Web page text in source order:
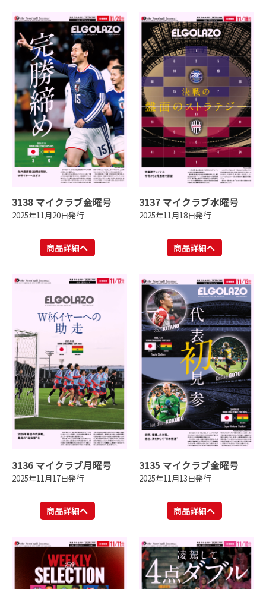
3138 マイクラブ金曜号
2025年11月20日発行
商品詳細へ
3137 マイクラブ水曜号
2025年11月18日発行
商品詳細へ
3136 マイクラブ月曜号
2025年11月17日発行
商品詳細へ
3135 マイクラブ金曜号
2025年11月13日発行
商品詳細へ